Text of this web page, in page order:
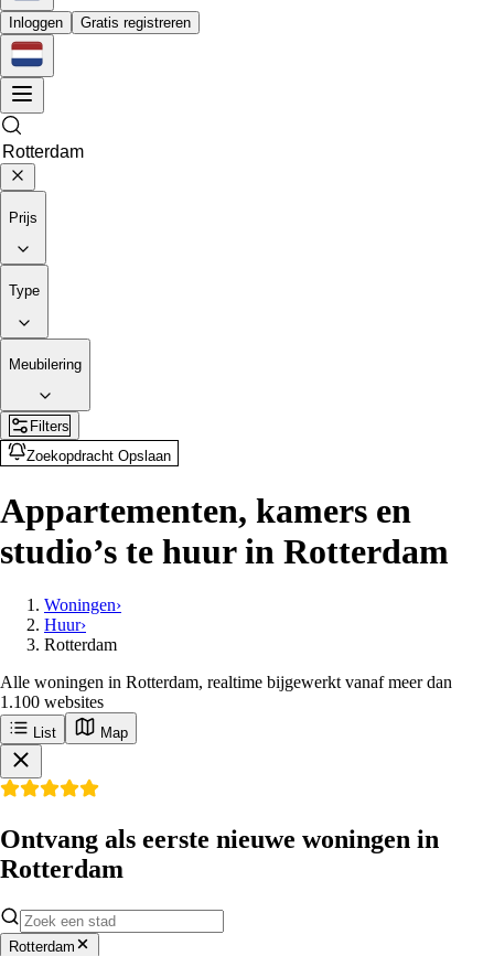
Inloggen Gratis registreren
Prijs
Type
Meubilering
Filters
Zoekopdracht Opslaan
Appartementen, kamers en
studio’s te huur in Rotterdam
Woningen›
Huur›
Rotterdam
Alle woningen in Rotterdam, realtime bijgewerkt vanaf meer dan
1.100 websites
List Map
Ontvang als eerste nieuwe woningen in
Rotterdam
Rotterdam